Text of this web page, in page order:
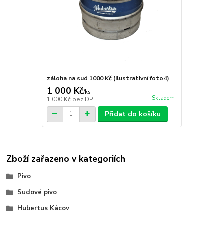
záloha na sud 1000 Kč (ilustrativní foto4)
1 000 Kč/ks
1 000 Kč bez DPH Skladem
Přidat do košíku
Zboží zařazeno v kategoriích
Pivo
Sudové pivo
Hubertus Kácov